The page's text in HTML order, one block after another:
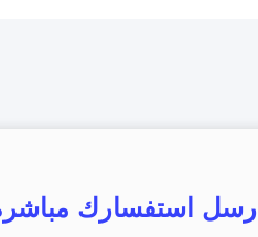
أرسل استفسارك مباشرة